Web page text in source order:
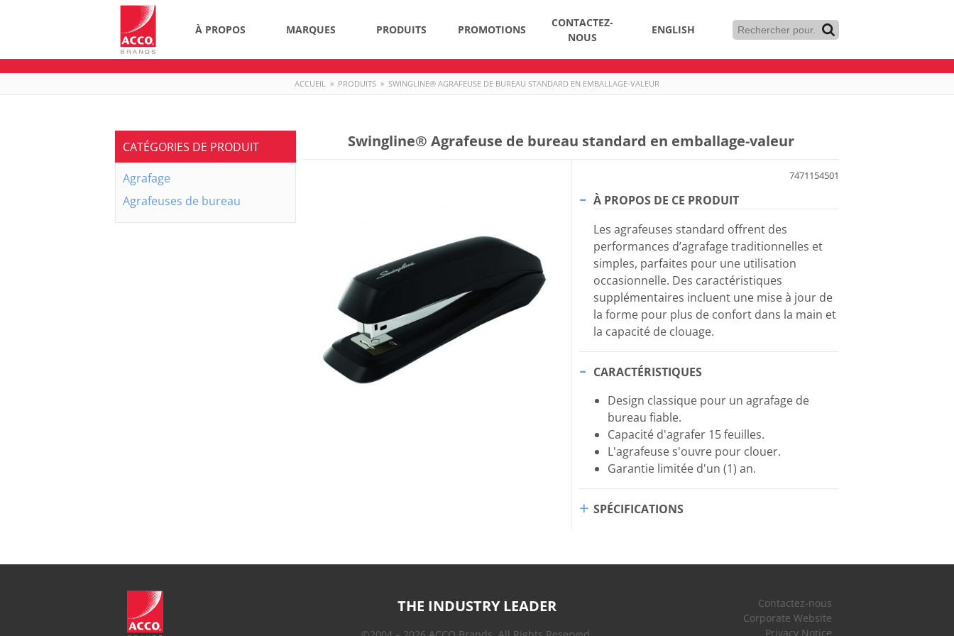
À PROPOS MARQUES PRODUITS PROMOTIONS
CONTACTEZ-
NOUS
ENGLISH
ACCUEIL » PRODUITS » SWINGLINE® AGRAFEUSE DE BUREAU STANDARD EN EMBALLAGE-VALEUR
Swingline® Agrafeuse de bureau standard en emballage-valeur
7471154501
À PROPOS DE CE PRODUIT
Les agrafeuses standard offrent des
performances d’agrafage traditionnelles et
simples, parfaites pour une utilisation
occasionnelle. Des caractéristiques
supplémentaires incluent une mise à jour de
la forme pour plus de confort dans la main et
la capacité de clouage.
CARACTÉRISTIQUES
Design classique pour un agrafage de
bureau fiable.
Capacité d'agrafer 15 feuilles.
L'agrafeuse s'ouvre pour clouer.
Garantie limitée d'un (1) an.
SPÉCIFICATIONS
CATÉGORIES DE PRODUIT
Agrafage
Agrafeuses de bureau
THE INDUSTRY LEADER
Contactez-nous
Corporate Website
Privacy Notice